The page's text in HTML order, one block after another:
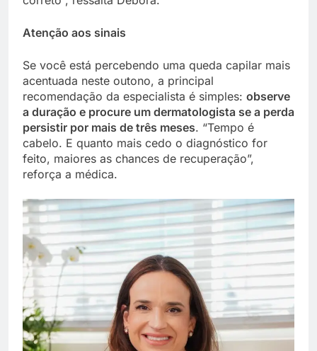
Atenção aos sinais
Se você está percebendo uma queda capilar mais
acentuada neste outono, a principal
recomendação da especialista é simples: observe
a duração e procure um dermatologista se a perda
persistir por mais de três meses. “Tempo é
cabelo. E quanto mais cedo o diagnóstico for
feito, maiores as chances de recuperação”,
reforça a médica.